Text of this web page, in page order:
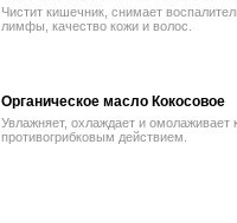
Чистит кишечник, снимает
лимфы, качество кожи и волос.
Органическое масло Кокосовое
Увлажняет, охлаждает и
противогрибковым действием.